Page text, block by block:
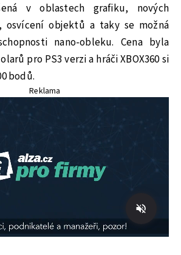
v oblastech grafiku, nových
osvícení objektů a taky se možná
nano-obleku. Cena byla
pro PS3 verzi a hráči XBOX360 si
bodů.
Reklama